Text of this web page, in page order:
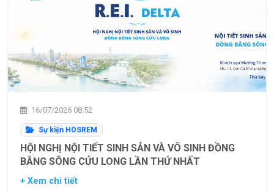
16/07/2026 08:52
Sự kiện HOSREM
HỘI NGHỊ NỘI TIẾT SINH SẢN VÀ VÔ SINH ĐỒNG
BẰNG SÔNG CỬU LONG LẦN THỨ NHẤT
+ Xem chi tiết